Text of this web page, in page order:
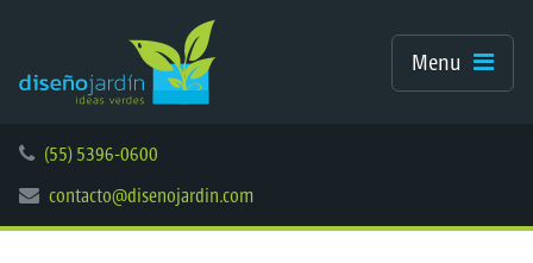
(55) 5396-0600
contacto@disenojardin.com
Menu